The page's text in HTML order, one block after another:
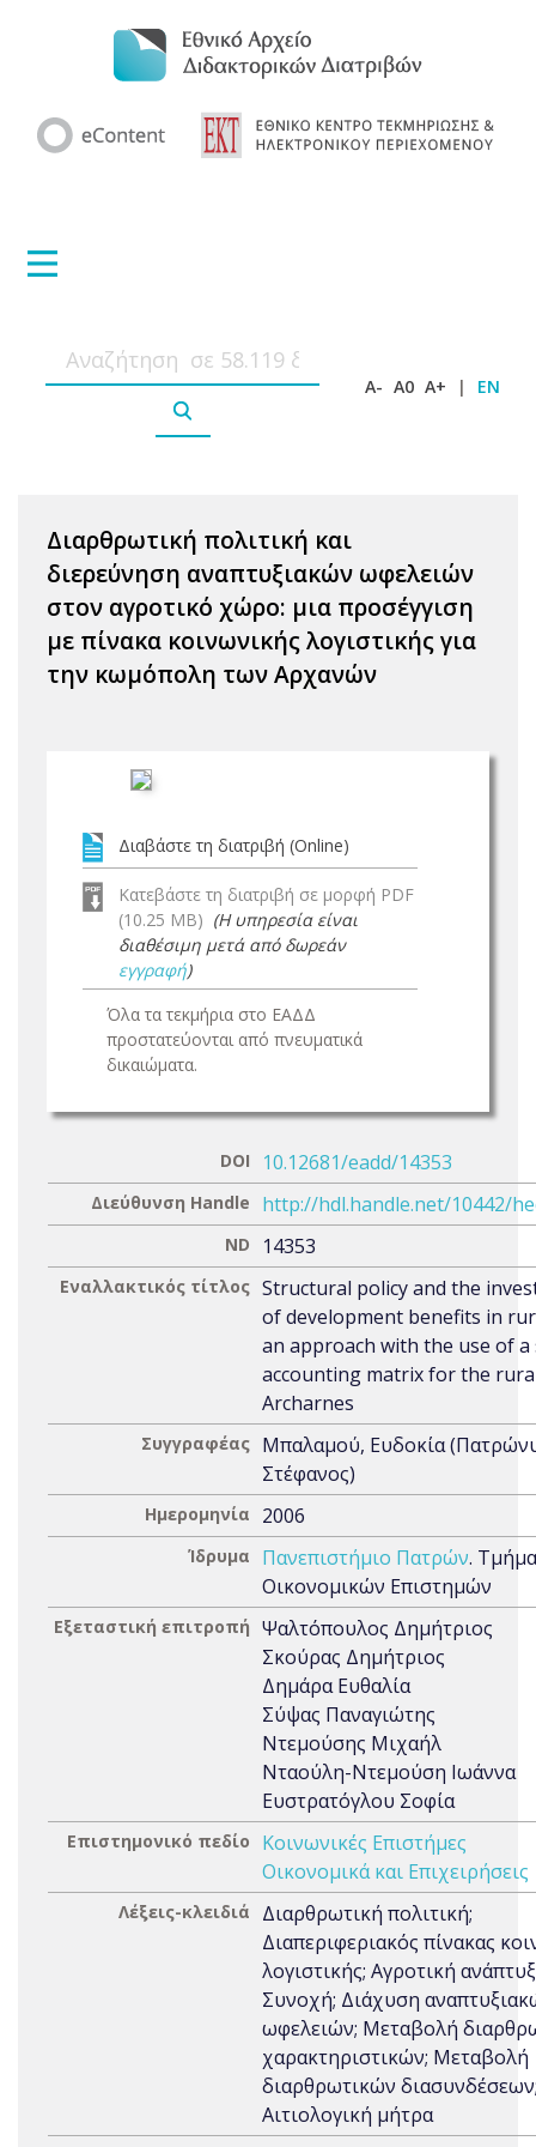
A- A0 A+ | EN
Διαρθρωτική πολιτική και
διερεύνηση αναπτυξιακών ωφελειών
στον αγροτικό χώρο: μια προσέγγιση
με πίνακα κοινωνικής λογιστικής για
την κωμόπολη των Αρχανών
Διαβάστε τη διατριβή (Online)
Κατεβάστε τη διατριβή σε μορφή PDF
(10.25 MB) (Η υπηρεσία είναι
διαθέσιμη μετά από δωρεάν
εγγραφή)
Όλα τα τεκμήρια στο ΕΑΔΔ
προστατεύονται από πνευματικά
δικαιώματα.
DOI 10.12681/eadd/14353
Διεύθυνση Handle http://hdl.handle.net/10442/
ND 14353
Εναλλακτικός τίτλος Structural policy and the
of development benefits in
an approach with the use of a
accounting matrix for the
Archarnes
Συγγραφέας Μπαλαμού, Ευδοκία
Στέφανος)
Ημερομηνία 2006
Ίδρυμα Πανεπιστήμιο Πατρών. Τμήμα
Οικονομικών Επιστημών
Εξεταστική επιτροπή Ψαλτόπουλος Δημήτριος
Σκούρας Δημήτριος
Δημάρα Ευθαλία
Σύψας Παναγιώτης
Ντεμούσης Μιχαήλ
Νταούλη-Ντεμούση Ιωάννα
Ευστρατόγλου Σοφία
Επιστημονικό πεδίο
Κοινωνικές Επιστήμες
Οικονομικά και Επιχειρήσεις
Λέξεις-κλειδιά
Διαρθρωτική πολιτική;
Διαπεριφεριακός πίνακας
λογιστικής; Αγροτική
Συνοχή; Διάχυση
ωφελειών; Μεταβολή
χαρακτηριστικών; Μεταβολή
διαρθρωτικών
Αιτιολογική μήτρα